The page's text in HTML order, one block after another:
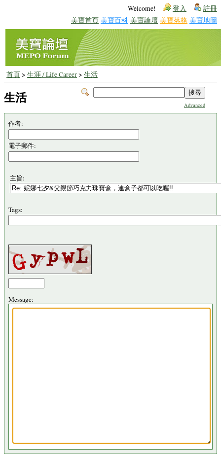
Welcome! 登入 註冊
美寶首頁 美寶百科 美寶論壇 美寶落格 美寶地圖
首頁> 生涯 / Life Career> 生活
Advanced
生活
作者:
電子郵件:
主旨:
Tags:
Message: